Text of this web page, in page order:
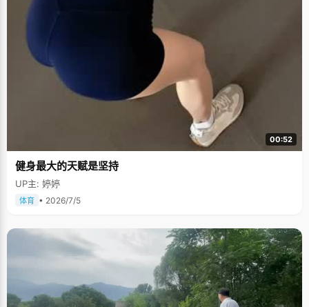
00:52
健身最大的天赋是坚持
UP主: 婷婷
体育 • 2026/7/5